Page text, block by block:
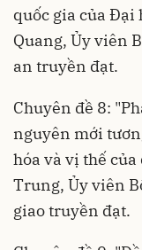
quốc gia của Đại
Quang, Ủy viên
an truyền đạt.
Chuyên đề 8:
nguyên mới
hóa và vị thế
Trung, Ủy viên
giao truyền đạt.